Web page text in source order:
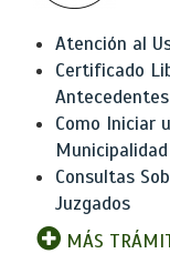
Atención al
Certificado
Antecedentes
Como Iniciar
Municipalidad
Consultas
Juzgados
MÁS